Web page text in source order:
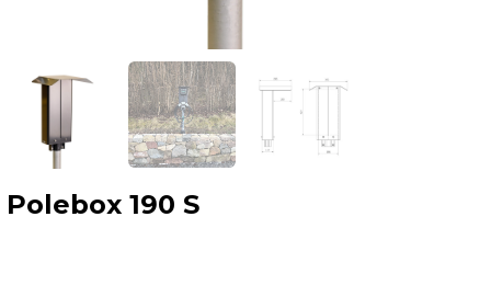
Polebox 190 S